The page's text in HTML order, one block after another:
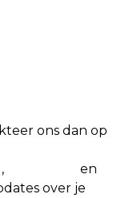
ons dan op
,
en
over je